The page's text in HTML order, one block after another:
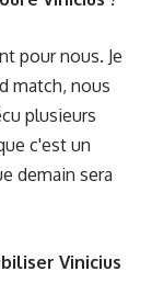
pour nous. Je
match, nous
plusieurs
c'est un
demain sera
Vinicius